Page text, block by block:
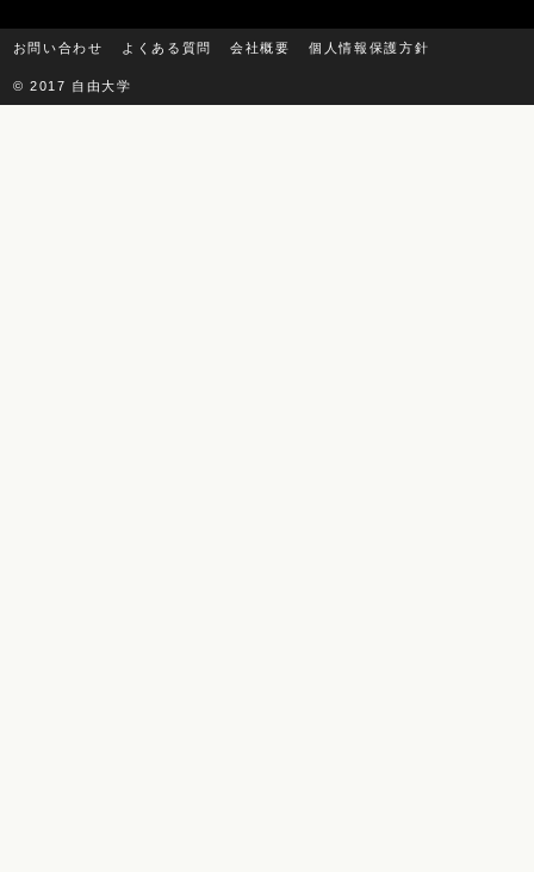
お問い合わせ よくある質問 会社概要 個人情報保護方針
© 2017 自由大学